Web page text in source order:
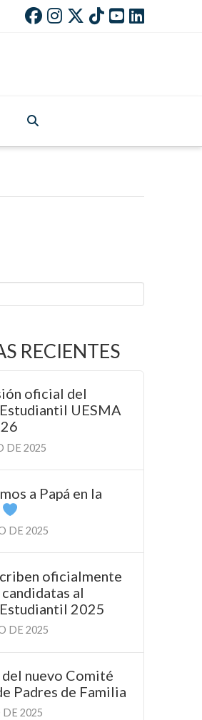
RECIENTES
oficial del
UESMA
DE 2025
a Papá en la
DE 2025
oficialmente
al
2025
DE 2025
nuevo Comité
Padres de Familia
DE 2025